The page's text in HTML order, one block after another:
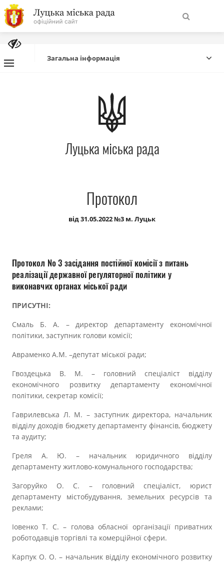
На
головну
Про місто
Міська влада
Міська рада
Публічна інформація
Документи
Загальна інформація
Луцька міська рада
Протокол
від 31.05.2022 №3 м. Луцьк
Протокол № 3 засідання постійної комісії з питань
реалізації державної регуляторної політики у
виконавчих органах міської ради
ПРИСУТНІ:
Смаль Б. А. – директор департаменту економічної
політики, заступник голови комісії;
Авраменко А.М. –депутат міської ради;
Гвоздецька В. М. – головний спеціаліст відділу
економічного розвитку департаменту економічної
політики, секретар комісії;
Гаврилевська Л. М. – заступник директора, начальник
відділу доходів бюджету департаменту фінансів, бюджету
та аудиту;
Греля А. Ю. – начальник юридичного відділу
департаменту житлово-комунального господарства;
Загоруйко О. С. – головний спеціаліст, юрист
департаменту містобудування, земельних ресурсів та
реклами;
Іовенко Т. С. – голова обласної організації приватних
роботодавців торгівлі та комерційної сфери.
Карпук О. О. – начальник відділу економічного розвитку